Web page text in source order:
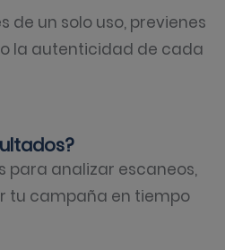
de un solo uso, previenes
la autenticidad de cada
para analizar escaneos,
tu campaña en tiempo